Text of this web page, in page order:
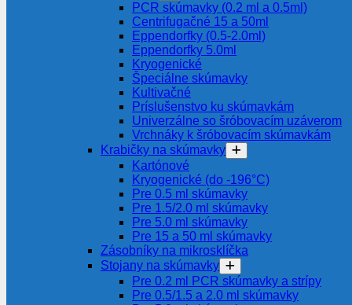
PCR skúmavky (0.2 ml a 0.5ml)
Centrifugačné 15 a 50ml
Eppendorfky (0.5-2.0ml)
Eppendorfky 5.0ml
Kryogenické
Špeciálne skúmavky
Kultivačné
Príslušenstvo ku skúmavkám
Univerzálne so šróbovacím uzáverom
Vrchnáky k šróbovacím skúmavkám
Krabičky na skúmavky
Kartónové
Kryogenické (do -196°C)
Pre 0.5 ml skúmavky
Pre 1.5/2.0 ml skúmavky
Pre 5.0 ml skúmavky
Pre 15 a 50 ml skúmavky
Zásobníky na mikrosklíčka
Stojany na skúmavky
Pre 0.2 ml PCR skúmavky a strípy
Pre 0.5/1.5 a 2.0 ml skúmavky